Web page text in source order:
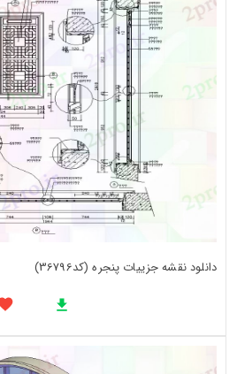
دانلود نقشه جزییات پنجره (کد36796)